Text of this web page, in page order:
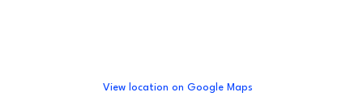
View location on Google Maps